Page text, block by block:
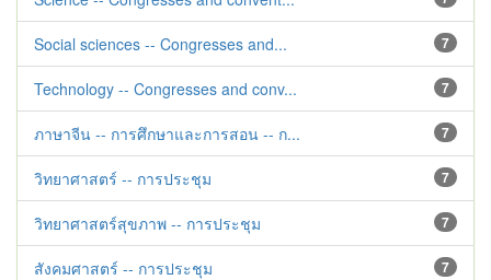
7
Social sciences -- Congresses and...
7
Technology -- Congresses and conv...
7
ภาษาจีน -- การศึกษาและการสอน -- ก...
7
วิทยาศาสตร์ -- การประชุม
7
วิทยาศาสตร์สุขภาพ -- การประชุม
7
สังคมศาสตร์ -- การประชุม